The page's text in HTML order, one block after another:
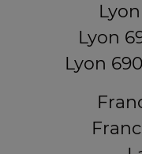
Lyon
Lyon